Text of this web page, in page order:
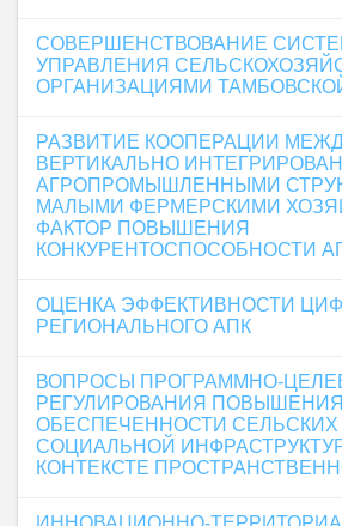
СОВЕРШЕНСТВОВАНИЕ
УПРАВЛЕНИЯ
ОРГАНИЗАЦИЯМИ
РАЗВИТИЕ КООПЕРАЦИИ
ВЕРТИКАЛЬНО
АГРОПРОМЫШЛЕННЫМИ
МАЛЫМИ ФЕРМЕРСКИМИ
ФАКТОР ПОВЫШЕНИЯ
КОНКУРЕНТОСПОСОБНОСТИ
ОЦЕНКА ЭФФЕКТИВНОСТИ
РЕГИОНАЛЬНОГО АПК
ВОПРОСЫ ПРОГРАММНО-
РЕГУЛИРОВАНИЯ ПОВЫШЕНИЯ
ОБЕСПЕЧЕННОСТИ СЕЛЬСКИХ
СОЦИАЛЬНОЙ
КОНТЕКСТЕ